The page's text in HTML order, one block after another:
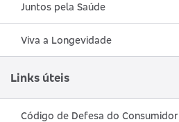
Juntos pela Saúde
Viva a Longevidade
Links úteis
Código de Defesa do Consumidor